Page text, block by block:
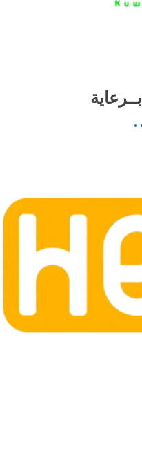
بــرعاية